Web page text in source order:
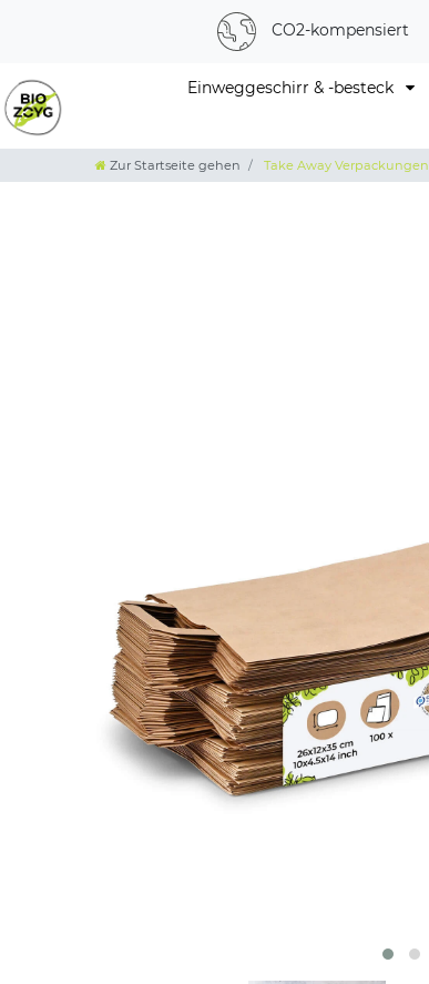
CO2-kompensiert
Einweggeschirr & -besteck
Zur Startseite gehen Take Away Verpackungen